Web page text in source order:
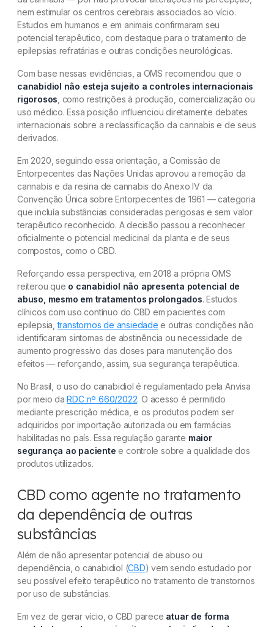
nem estimular os centros cerebrais associados ao vício.
Estudos em humanos e em animais confirmaram seu
potencial terapêutico, com destaque para o tratamento de
epilepsias refratárias e outras condições neurológicas.
Com base nessas evidências, a OMS recomendou que o
canabidiol não esteja sujeito a controles internacionais
rigorosos , como restrições à produção, comercialização ou
uso médico. Essa posição influenciou diretamente debates
internacionais sobre a reclassificação da cannabis e de seus
derivados.
Em 2020, seguindo essa orientação, a Comissão de
Entorpecentes das Nações Unidas aprovou a remoção da
cannabis e da resina de cannabis do Anexo IV da
Convenção Única sobre Entorpecentes de 1961 — categoria
que incluía substâncias consideradas perigosas e sem valor
terapêutico reconhecido. A decisão passou a reconhecer
oficialmente o potencial medicinal da planta e de seus
compostos, como o CBD.
Reforçando essa perspectiva, em 2018 a própria OMS
reiterou que o canabidiol não apresenta potencial de
abuso, mesmo em tratamentos prolongados. Estudos
clínicos com uso contínuo do CBD em pacientes com
epilepsia,transtornos de ansiedade e outras condições não
identificaram sintomas de abstinência ou necessidade de
aumento progressivo das doses para manutenção dos
efeitos — reforçando, assim, sua segurança terapêutica.
No Brasil, o uso do canabidiol é regulamentado pela Anvisa
por meio daRDC nº 660/2022. O acesso é permitido
mediante prescrição médica, e os produtos podem ser
adquiridos por importação autorizada ou em farmácias
habilitadas no país. Essa regulação garante maior
segurança ao paciente e controle sobre a qualidade dos
produtos utilizados.
CBD como agente no tratamento
da dependência de outras
substâncias
Além de não apresentar potencial de abuso ou
dependência, o canabidiol (CBD) vem sendo estudado por
seu possível efeito terapêutico no tratamento de transtornos
por uso de substâncias.
Em vez de gerar vício, o CBD parece atuar de forma